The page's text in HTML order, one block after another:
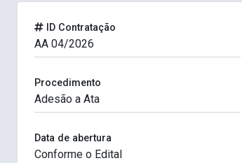
ID Contratação
Procedimento
Data de abertura